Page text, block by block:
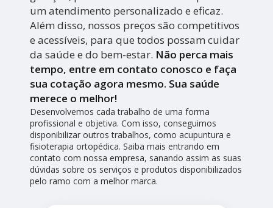
um atendimento personalizado e eficaz.
Além disso, nossos preços são competitivos
e acessíveis, para que todos possam cuidar
da saúde e do bem-estar. Não perca mais
tempo, entre em contato conosco e faça
sua cotação agora mesmo. Sua saúde
merece o melhor!
Desenvolvemos cada trabalho de uma forma
profissional e objetiva. Com isso, conseguimos
disponibilizar outros trabalhos, como acupuntura e
fisioterapia ortopédica. Saiba mais entrando em
contato com nossa empresa, sanando assim as suas
dúvidas sobre os serviços e produtos disponibilizados
pelo ramo com a melhor marca.